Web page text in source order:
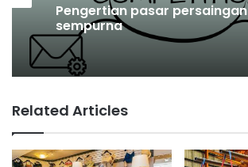
Pengertian pasar persaingan
sempurna
Related Articles